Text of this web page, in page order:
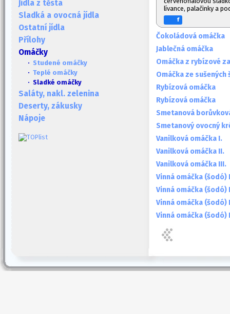
Jídla z těsta
Sladká a ovocná jídla
Ostatní jídla
Přílohy
Omáčky
· Studené omáčky
· Teplé omáčky
· Sladké omáčky
Saláty, nakl. zelenina
Deserty, zákusky
Nápoje
lívance, palačinky a
f
Čokoládová omáčka
Jablečná omáčka
Omáčka z rybízové
Omáčka ze sušených
Rybízová omáčka
Rybízová omáčka
Smetanová
Smetanový ovocný
Vanilková omáčka I.
Vanilková omáčka II.
Vanilková omáčka III.
Vinná omáčka (šodó)
Vinná omáčka (šodó)
Vinná omáčka (šodó)
Vinná omáčka (šodó)